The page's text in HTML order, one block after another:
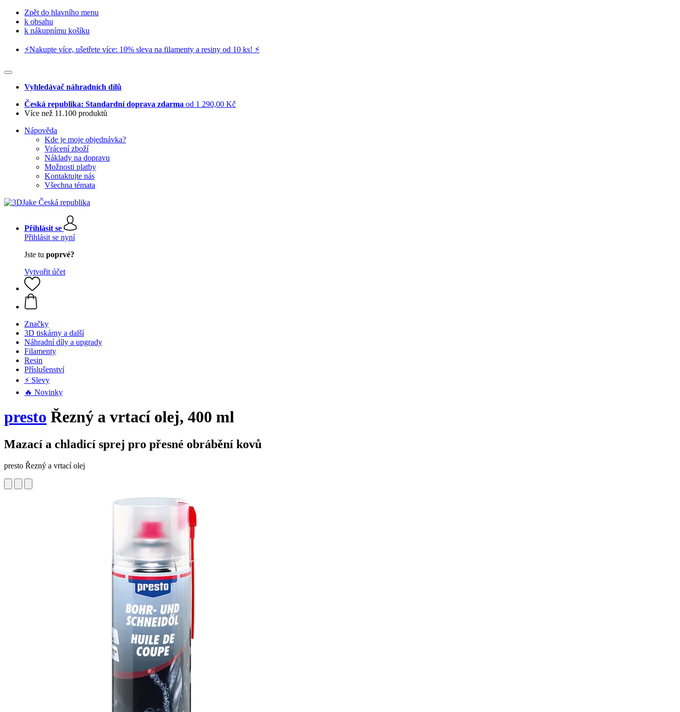
Zpět do hlavního menu
k obsahu
k nákupnímu košíku
⚡️Nakupte více, ušetřete více: 10% sleva na filamenty a resiny od 10 ks! ⚡️
Vyhledávač náhradních dílů
Česká republika: Standardní doprava zdarma od 1 290,00 Kč
Více než 11.100 produktů
Nápověda
Kde je moje objednávka?
Vrácení zboží
Náklady na dopravu
Možnosti platby
Kontaktujte nás
Všechna témata
Přihlásit se
Přihlásit se nyní
Jste tu poprvé?
Vytvořit účet
Značky
3D tiskárny a další
Náhradní díly a upgrady
Filamenty
Resin
Příslušenství
⚡ Slevy
🔥 Novinky
presto Řezný a vrtací olej, 400 ml
Mazací a chladicí sprej pro přesné obrábění kovů
presto Řezný a vrtací olej